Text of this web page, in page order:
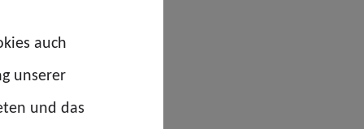
auch
unserer
und das